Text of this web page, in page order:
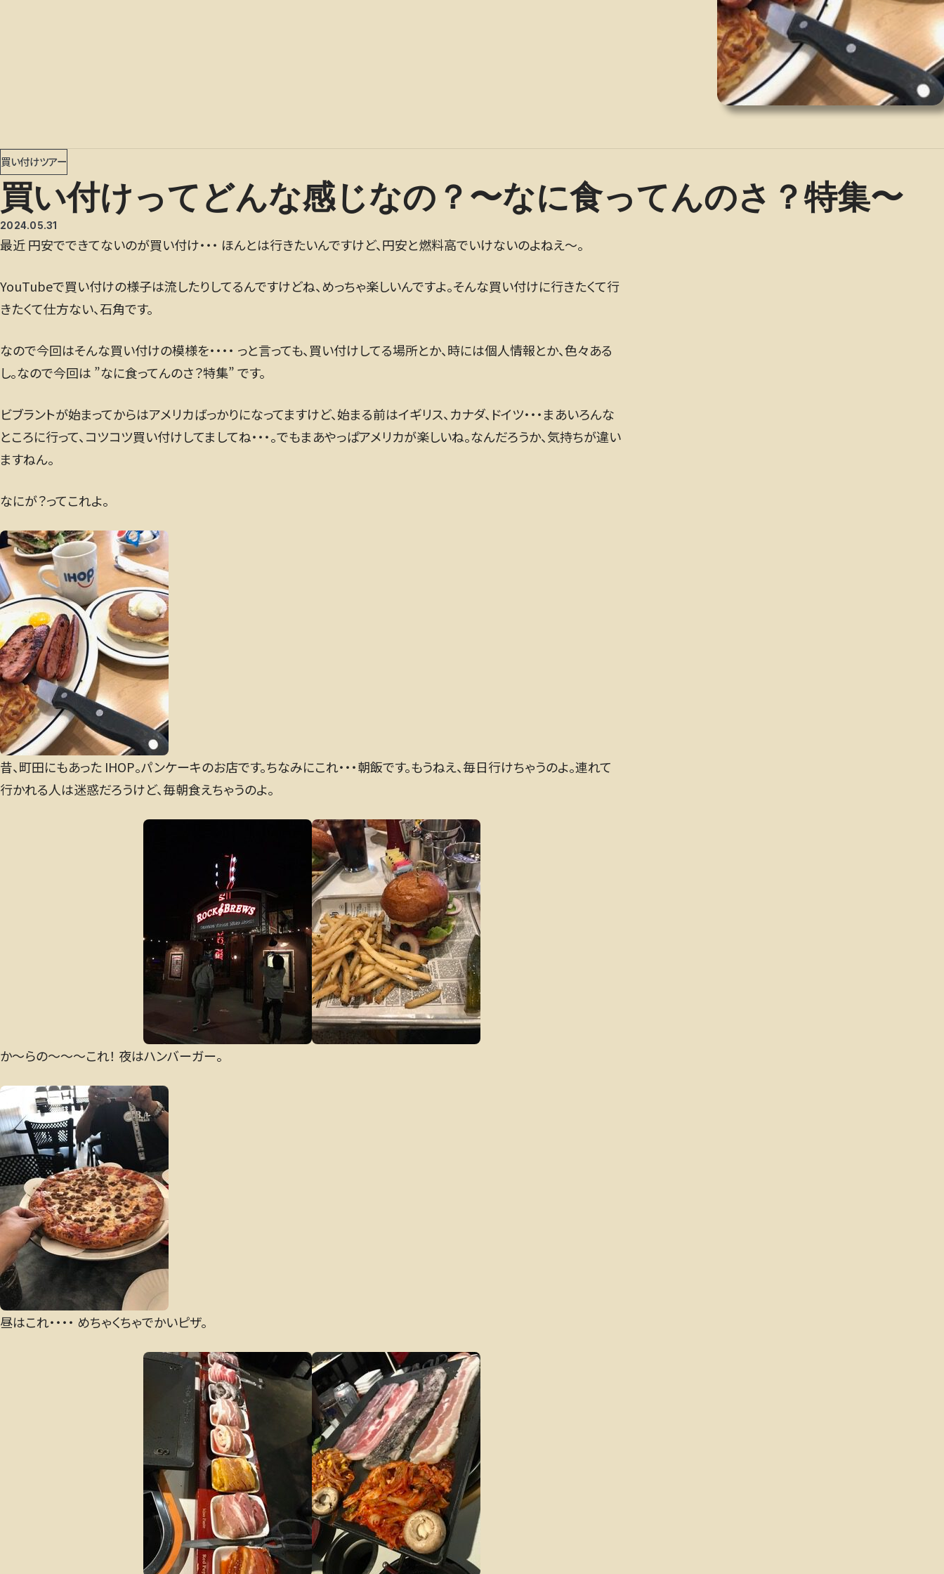
買い付けツアー
買い付けってどんな感じなの？〜なに食ってんのさ？特集〜
2024.05.31
最近 円安でできてないのが買い付け・・・ ほんとは行きたいんですけど、円安と燃料高でいけないのよねえ〜。
YouTubeで買い付けの様子は流したりしてるんですけどね、めっちゃ楽しいんですよ。そんな買い付けに行きたくて行
きたくて仕方ない、石角です。
なので今回はそんな買い付けの模様を・・・・ っと言っても、買い付けしてる場所とか、時には個人情報とか、色々ある
し。なので今回は ”なに食ってんのさ？特集” です。
ビブラントが始まってからはアメリカばっかりになってますけど、始まる前はイギリス、カナダ、ドイツ・・・まあいろんな
ところに行って、コツコツ買い付けしてましてね・・・。でもまあやっぱアメリカが楽しいね。なんだろうか、気持ちが違い
ますねん。
なにが？ってこれよ。
昔、町田にもあった IHOP。パンケーキのお店です。ちなみにこれ・・・朝飯です。もうねえ、毎日行けちゃうのよ。連れて
行かれる人は迷惑だろうけど、毎朝食えちゃうのよ。
か〜らの〜〜〜これ！ 夜はハンバーガー。
昼はこれ・・・・ めちゃくちゃでかいピザ。